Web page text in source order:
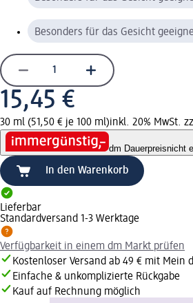
Besonders für das Gesicht
15,45 €
30 ml (51,50 € je 100 ml)inkl. 20% MwSt.
dm Dauerpreisnicht
In den Warenkorb
Lieferbar
Standardversand 1-3 Werktage
Verfügbarkeit in einem dm Markt prüfen
Kostenloser Versand ab 49 € mit Mein
Einfache & unkomplizierte Rückgabe
Kauf auf Rechnung möglich